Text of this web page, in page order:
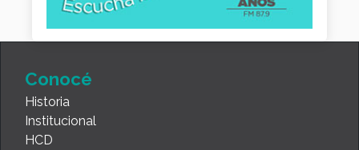
Conocé
Historia
Institucional
HCD